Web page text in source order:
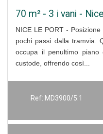
70 m² - 3 i vani - Nice
NICE LE PORT -
pochi passi dalla tramvia.
occupa il penultimo
custode, offrendo così...
Ref: MD3900/5.1